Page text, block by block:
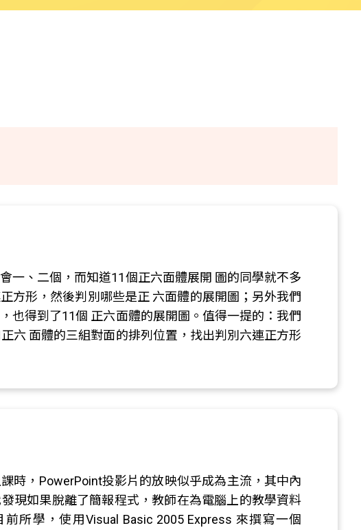
一、二個，而知道11個正六面體展開 圖的同學就不多
方形，然後判別哪些是正 六面體的展開圖；另外我們
也得到了11個 正六面體的展開圖。值得一提的：我們
六 面體的三組對面的排列位置，找出判別六連正方形
時，PowerPoint投影片的放映似乎成為主流，其中內
現如果脫離了簡報程式，教師在為電腦上的教學資料
所學，使用Visual Basic 2005 Express 來撰寫一個